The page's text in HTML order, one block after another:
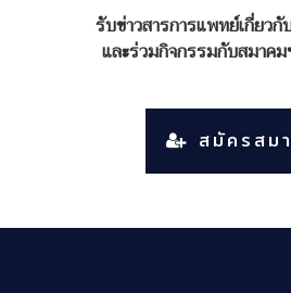
รับข่าวสารการแพทย์เกี่ยว
และร่วมกิจกรรมกับสมาคม
สมัครสม